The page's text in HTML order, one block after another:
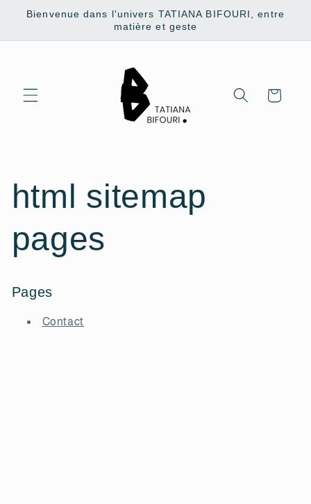
Skip to
Bienvenue dans l'univers TATIANA BIFOURI, entre
matière et geste
Cart
html sitemap
pages
Pages
Contact